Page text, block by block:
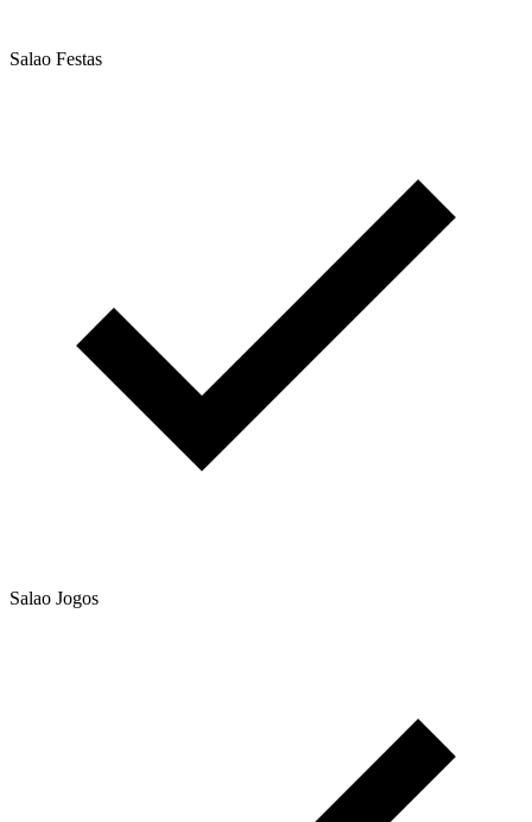
Salao Festas
Salao Jogos